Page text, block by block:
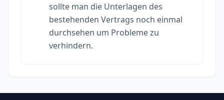
sollte man die Unterlagen des
bestehenden Vertrags noch einmal
durchsehen um Probleme zu
verhindern.